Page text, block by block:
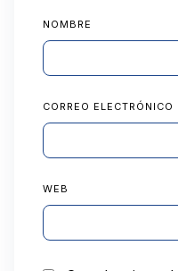
NOMBRE
CORREO ELECTRÓNICO
WEB